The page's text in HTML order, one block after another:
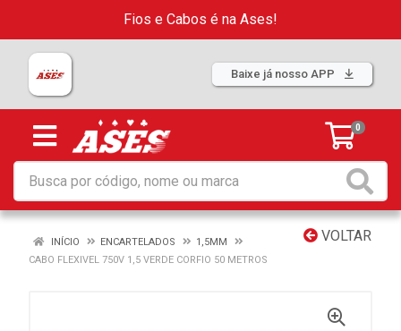
Fios e Cabos é na Ases!
Baixe já nosso APP
0
VOLTAR
INÍCIO ENCARTELADOS
1,5MM
CABO FLEXIVEL 750V 1,5 VERDE CORFIO 50 METROS